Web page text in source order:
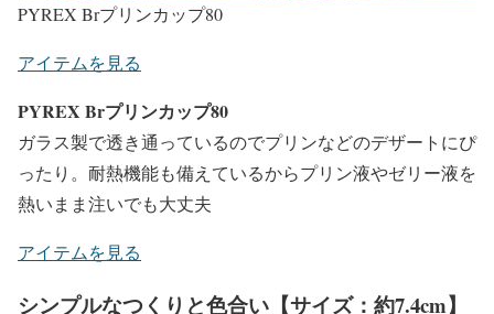
PYREX Brプリンカップ80
アイテムを見る
PYREX Brプリンカップ80
ガラス製で透き通っているのでプリンなどのデザートにぴ
ったり。耐熱機能も備えているからプリン液やゼリー液を
熱いまま注いでも大丈夫
アイテムを見る
シンプルなつくりと色合い【サイズ：約7.4cm】